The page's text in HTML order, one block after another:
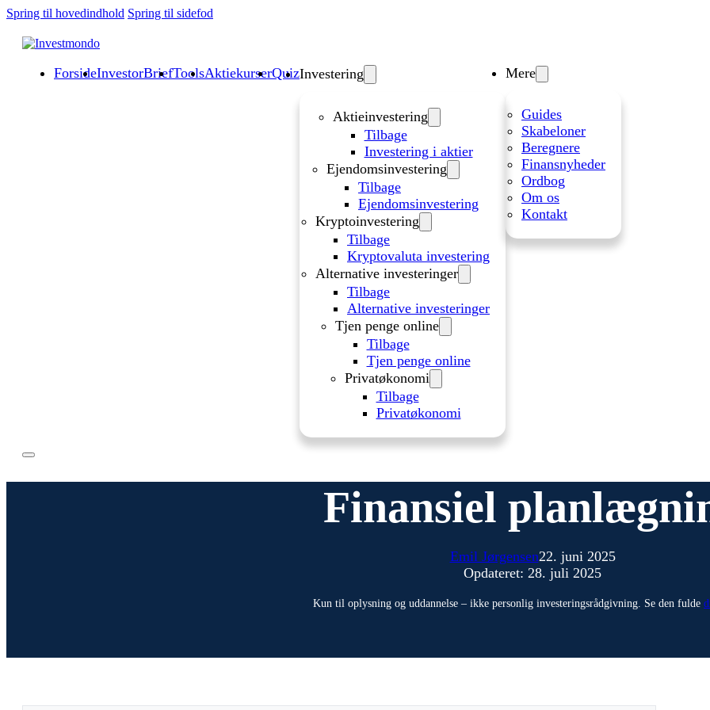
Spring til hovedindhold Spring til sidefod
ForsideInvestorBriefToolsAktiekurserQuizInvestering
Aktieinvestering
Tilbage
Investering i aktier
Ejendomsinvestering
Tilbage
Ejendomsinvestering
Kryptoinvestering
Tilbage
Kryptovaluta investering
Alternative investeringer
Tilbage
Alternative investeringer
Tjen penge online
Tilbage
Tjen penge online
Privatøkonomi
Tilbage
Privatøkonomi
Mere
Guides
Skabeloner
Beregnere
Finansnyheder
Ordbog
Om os
Kontakt
Finansiel
Emil Jørgensen22. juni 2025
Opdateret: 28. juli 2025
Kun til oplysning og uddannelse – ikke personlig investeringsrådgivning. Se den fulde